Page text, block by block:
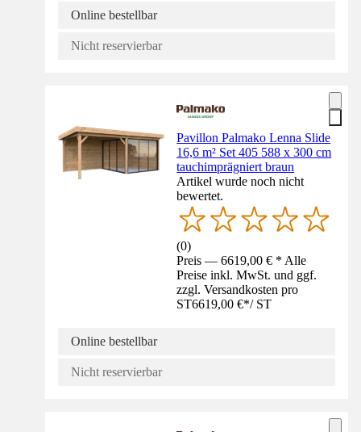
Online bestellbar
Nicht reservierbar
Pavillon Palmako Lenna Slide
16,6 m² Set 405 588 x 300 cm
tauchimprägniert braun
Artikel wurde noch nicht
bewertet.
(0)
Preis — 6619,00 € * Alle
Preise inkl. MwSt. und ggf.
zzgl. Versandkosten pro
ST6619,00 €*/ ST
Online bestellbar
Nicht reservierbar